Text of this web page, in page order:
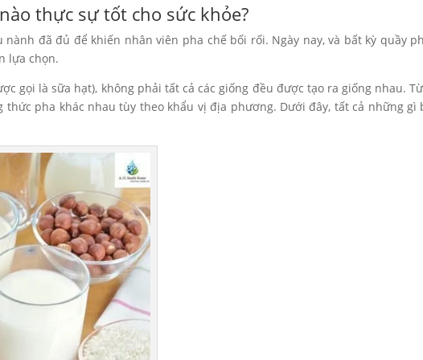
thực sự tốt cho sức khỏe?
nành đã đủ để khiến nhân viên pha chế bối rối. Ngày nay, và bất kỳ quầy
lựa chọn.
gọi là sữa hạt), không phải tất cả các giống đều được tạo ra giống nhau.
thức pha khác nhau tùy theo khẩu vị địa phương. Dưới đây, tất cả những